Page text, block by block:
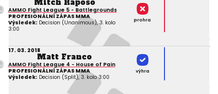
AMMO Fight League 5 - Battlegrounds
PROFESIONÁLNÍ ZÁPAS MMA
Výsledek: Decision (Unanimous), 3. kolo
3:00
prohra
17. 03. 2018
Matt Franco
AMMO Fight League 4 - House of Pain
PROFESIONÁLNÍ ZÁPAS MMA
Výsledek: Decision (Split), 3. kolo 3:00
výhra